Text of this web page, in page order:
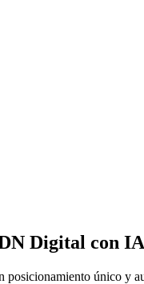
Digital con IA
posicionamiento único y